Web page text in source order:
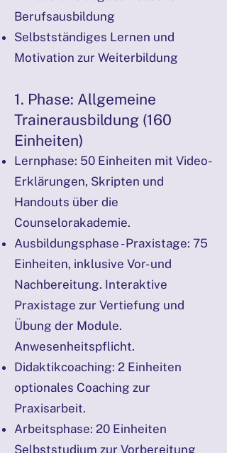
Berufsausbildung
Selbstständiges Lernen und
Motivation zur Weiterbildung
1. Phase: Allgemeine
Trainerausbildung (160
Einheiten)
Lernphase: 50 Einheiten mit Video-
Erklärungen, Skripten und
Handouts über die
Counselorakademie.
Ausbildungsphase - Praxistage: 75
Einheiten, inklusive Vor- und
Nachbereitung. Interaktive
Praxistage zur Vertiefung und
Übung der Module.
Anwesenheitspflicht.
Didaktikcoaching: 2 Einheiten
optionales Coaching zur
Praxisarbeit.
Arbeitsphase: 20 Einheiten
Selbststudium zur Vorbereitung